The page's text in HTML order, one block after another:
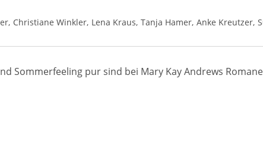
Christiane Winkler Lena Kraus Tanja Hamer Anke Kreutzer
Sommerfeeling pur sind bei Mary Kay Andrews